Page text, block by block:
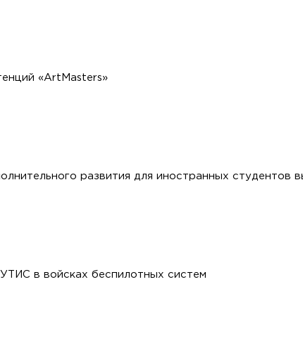
«ArtMasters»
развития для иностранных студентов
в войсках беспилотных систем